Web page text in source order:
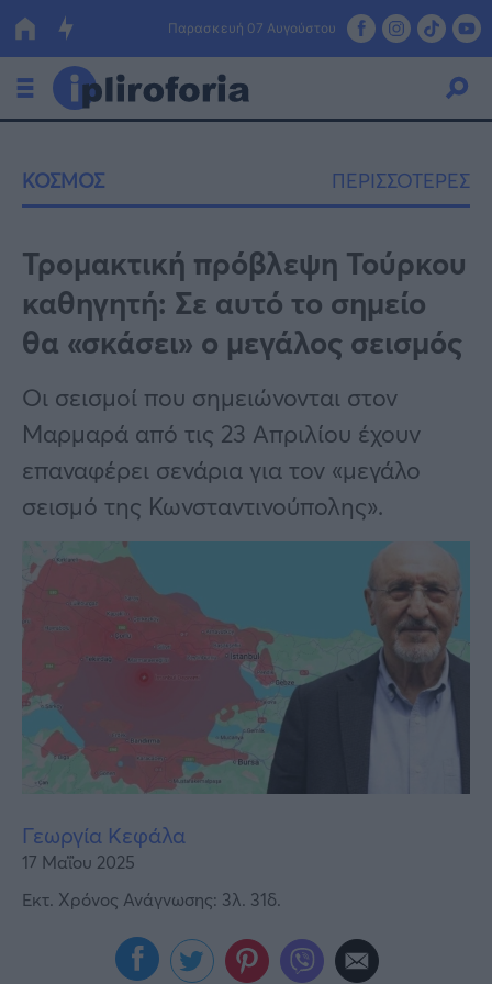
Παρασκευή 07 Αυγούστου
Οικονομία
Πολιτική
Τράπεζες
Επιδοτήσεις
ΕΣΠΑ
Κόσμος
Lifestyle
Αθλητικά
Υγεία
Γυναίκα
Καιρός
ΚΟΣΜΟΣ ΠΕΡΙΣΣΟΤΕΡΕΣ
Τρομακτική πρόβλεψη Τούρκου
καθηγητή: Σε αυτό το σημείο
θα «σκάσει» ο μεγάλος σεισμός
Οι σεισμοί που σημειώνονται στον
Μαρμαρά από τις 23 Απριλίου έχουν
επαναφέρει σενάρια για τον «μεγάλο
σεισμό της Κωνσταντινούπολης».
Γεωργία Κεφάλα
17 Μαΐου 2025
Εκτ. Χρόνος Ανάγνωσης: 3λ. 31δ.